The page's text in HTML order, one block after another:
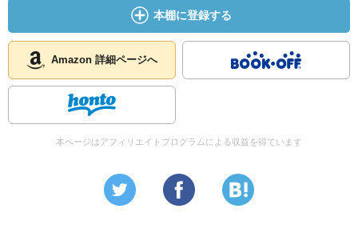
本棚に登録する
Amazon 詳細ページへ
本ページはアフィリエイトプログラムによる収益を得ています